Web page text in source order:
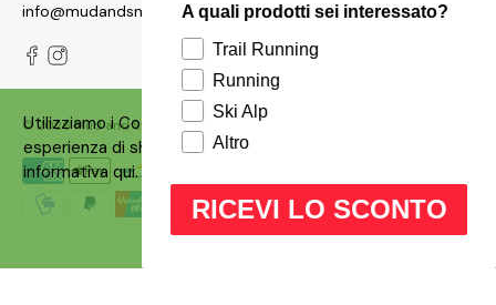
info@mudandsnow.com
© 2026Mud and Snow Made with ❤️ by
Utilizziamo i Cookies sul nostro siti per garantire un'ottima
esperienza di shopping. Puoi consultare la nostra
informativaqui.
OK
A quali prodotti sei interessato?
Trail Running
Running
Ski Alp
Altro
RICEVI LO SCONTO